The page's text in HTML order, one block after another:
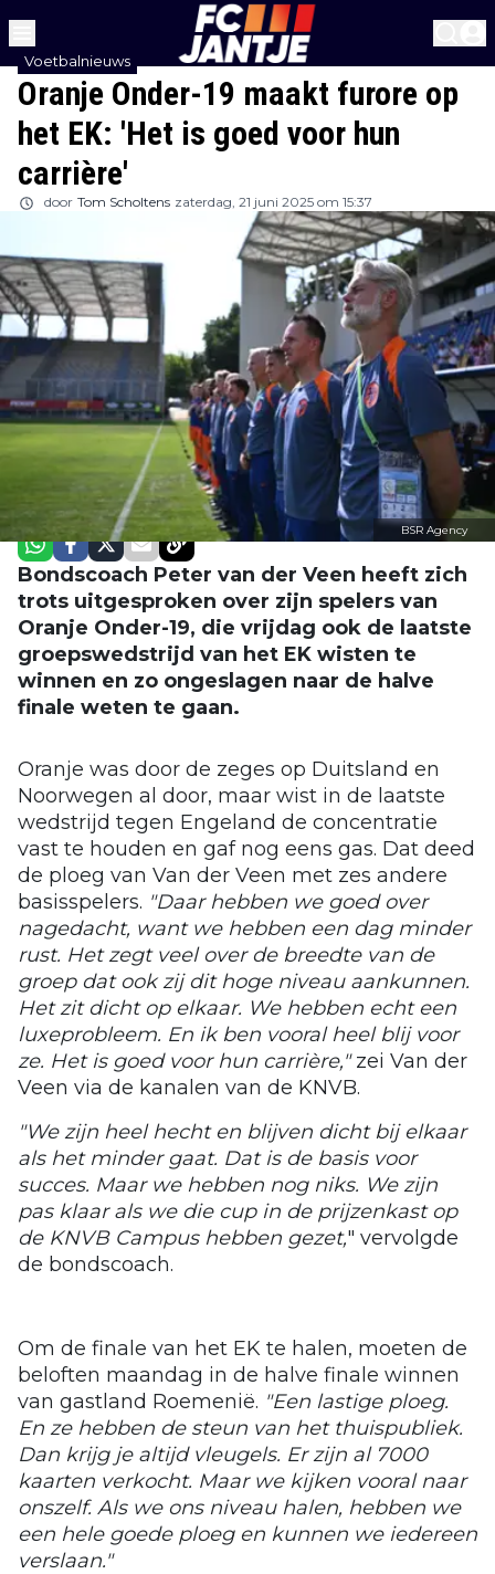
Oranje Onder-19 maakt furore op
het EK: 'Het is goed voor hun
carrière'
Voetbalnieuws
door Tom Scholtens zaterdag, 21 juni 2025 om 15:37
BSR Agency
Bondscoach Peter van der Veen heeft zich
trots uitgesproken over zijn spelers van
Oranje Onder-19, die vrijdag ook de laatste
groepswedstrijd van het EK wisten te
winnen en zo ongeslagen naar de halve
finale weten te gaan.
Oranje was door de zeges op Duitsland en
Noorwegen al door, maar wist in de laatste
wedstrijd tegen Engeland de concentratie
vast te houden en gaf nog eens gas. Dat deed
de ploeg van Van der Veen met zes andere
basisspelers. "Daar hebben we goed over
nagedacht, want we hebben een dag minder
rust. Het zegt veel over de breedte van de
groep dat ook zij dit hoge niveau aankunnen.
Het zit dicht op elkaar. We hebben echt een
luxeprobleem. En ik ben vooral heel blij voor
ze. Het is goed voor hun carrière,"zei Van der
Veen via de kanalen van de KNVB.
"We zijn heel hecht en blijven dicht bij elkaar
als het minder gaat. Dat is de basis voor
succes. Maar we hebben nog niks. We zijn
pas klaar als we die cup in de prijzenkast op
de KNVB Campus hebben gezet," vervolgde
de bondscoach.
Om de finale van het EK te halen, moeten de
beloften maandag in de halve finale winnen
van gastland Roemenië. "Een lastige ploeg.
En ze hebben de steun van het thuispubliek.
Dan krijg je altijd vleugels. Er zijn al 7000
kaarten verkocht. Maar we kijken vooral naar
onszelf. Als we ons niveau halen, hebben we
een hele goede ploeg en kunnen we iedereen
verslaan."